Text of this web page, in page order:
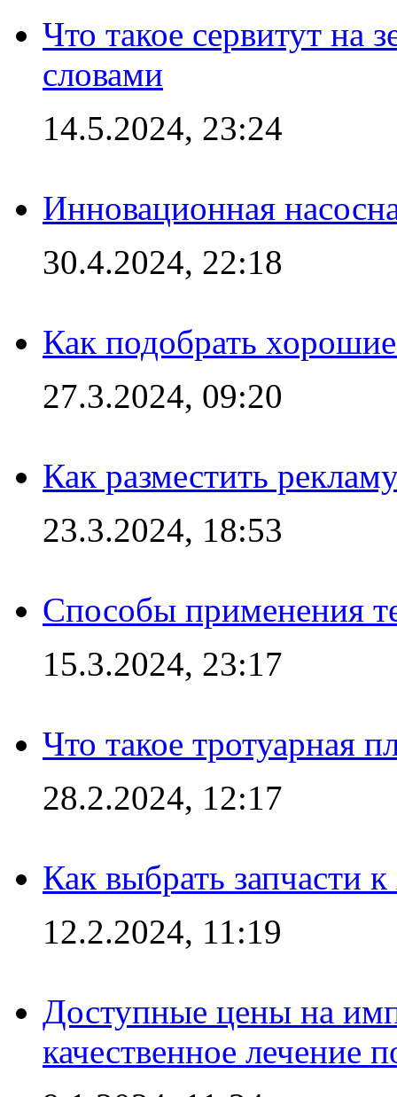
Что такое сервитут на
словами
14.5.2024, 23:24
Инновационная
30.4.2024, 22:18
Как подобрать
27.3.2024, 09:20
Как разместить
23.3.2024, 18:53
Способы применения
15.3.2024, 23:17
Что такое тротуарная
28.2.2024, 12:17
Как выбрать запчасти
12.2.2024, 11:19
Доступные цены на
качественное лечение